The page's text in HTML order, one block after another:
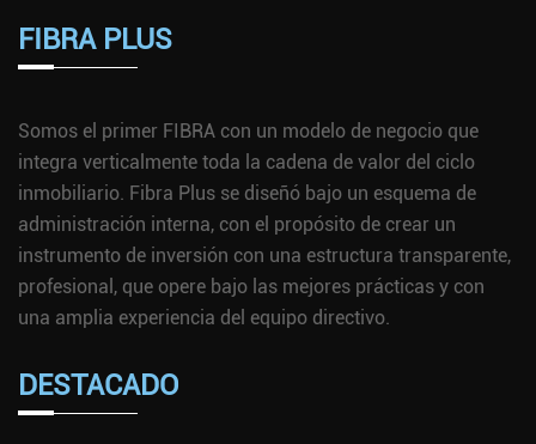
FIBRA PLUS
Somos el primer FIBRA con un modelo de negocio que
integra verticalmente toda la cadena de valor del ciclo
inmobiliario. Fibra Plus se diseñó bajo un esquema de
administración interna, con el propósito de crear un
instrumento de inversión con una estructura transparente,
profesional, que opere bajo las mejores prácticas y con
una amplia experiencia del equipo directivo.
DESTACADO